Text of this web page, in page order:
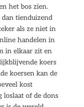
het bos zien.
dan tienduizend
als ze niet in
handelen in
in elkaar zit en
koers
koersen kan de
kost
loslaat of de dons